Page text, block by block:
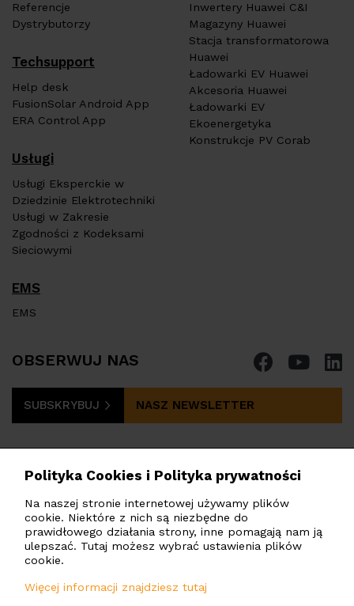
Referencje
Dystrybutorzy
Techsupport
Help desk
FusionSolar Android App
ERA Control App
Inwertery Huawei C&I
Magazyny Huawei
Stacja transformatorowa
Huawei
Ładowarki EV Huawei
Akcesoria Huawei
Ładowarki EV
Ekoenergetyka
Konstrukcje PV Corab
Usługi
Usługi Eksperckie w
Dziedzinie Elektrotechniki
Usługi w Zakresie
Zgodności z Kodeksami
Sieciowymi
EMS
EMS
OBSERWUJ NAS
SUBSKRYBUJ NASZ NEWSLETTER
PHOTOMATE POLSKA Sp. z o.o.
Marszałkowska 142, Warszawa, 00-061, Polska
poland@photomate.eu
Polityka Cookies i Polityka prywatności
Na naszej stronie internetowej używamy plików
cookie. Niektóre z nich są niezbędne do
prawidłowego działania strony, inne pomagają nam ją
ulepszać. Tutaj możesz wybrać ustawienia plików
cookie.
Więcej informacji znajdziesz tutaj